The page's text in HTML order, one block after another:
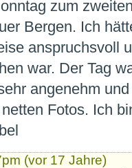
zum
Bergen. Ich
anspruchsvoll
war. Der Tag
angenehm
Fotos. Ich
(vor 17 Jahre)